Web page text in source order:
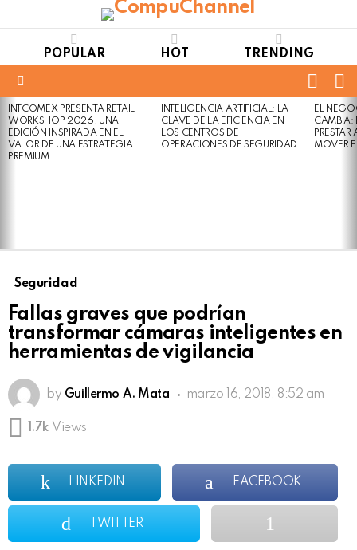
POPULAR HOT TRENDING
LATEST
STORIES
INTCOMEX PRESENTA RETAIL
WORKSHOP 2026, UNA
EDICIÓN INSPIRADA EN EL
VALOR DE UNA ESTRATEGIA
PREMIUM
INTELIGENCIA ARTIFICIAL: LA
CLAVE DE LA EFICIENCIA EN
LOS CENTROS DE
OPERACIONES DE SEGURIDAD
EL
CAMBIA:
MOVER
Seguridad
Fallas graves que podrían
transformar cámaras inteligentes en
herramientas de vigilancia
by Guillermo A. Mata marzo 16, 2018, 8:52 am
1.7k Views
LINKEDIN FACEBOOK
TWITTER